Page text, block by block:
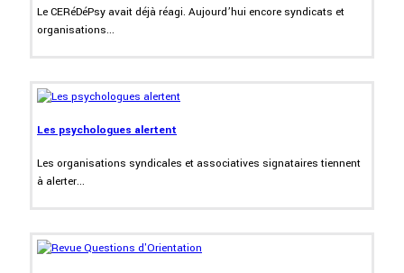
Le CERéDéPsy avait déjà réagi. Aujourd’hui encore syndicats et
organisations...
Les psychologues alertent
Les organisations syndicales et associatives signataires tiennent
à alerter...